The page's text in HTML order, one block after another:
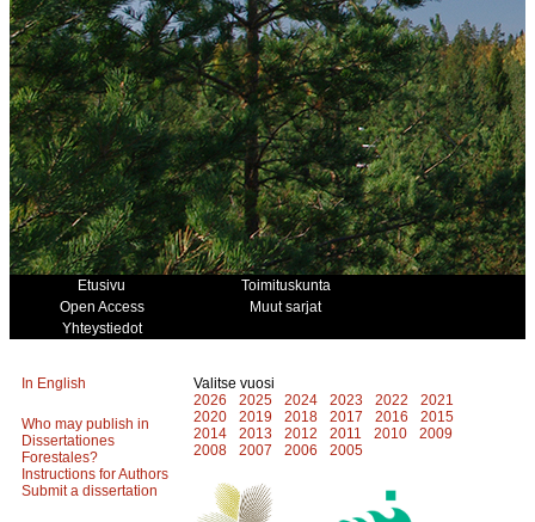
Etusivu
Toimituskunta
Open Access
Muut sarjat
Yhteystiedot
In English
Who may publish in
Dissertationes
Forestales?
Instructions for Authors
Submit a dissertation
Valitse vuosi
2026
2025 2024 2023 2022
2021
2020
2019 2018 2017 2016
2015
2014
2013 2012 2011 2010
2009
2008
2007 2006 2005